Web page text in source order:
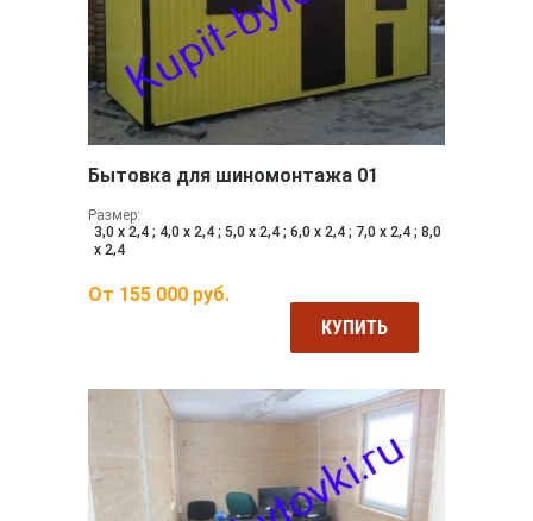
Бытовка для шиномонтажа 01
Размер:
3,0 х 2,4 ; 4,0 х 2,4 ; 5,0 х 2,4 ; 6,0 х 2,4 ; 7,0 х 2,4 ; 8,0
х 2,4
От 155 000 руб.
КУПИТЬ